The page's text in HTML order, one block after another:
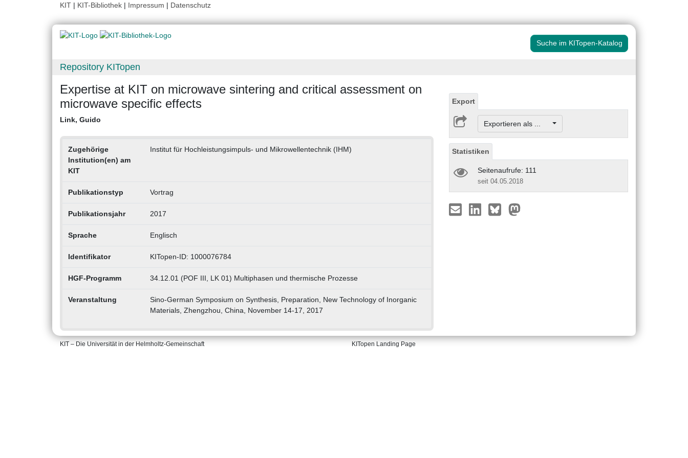
KIT | KIT-Bibliothek | Impressum | Datenschutz
Suche im KITopen-Katalog
Repository KITopen
Expertise at KIT on microwave sintering and critical assessment on
microwave specific effects
Link, Guido
Zugehörige
Institution(en) am
KIT
Institut für Hochleistungsimpuls- und Mikrowellentechnik (IHM)
Publikationstyp Vortrag
Publikationsjahr 2017
Sprache Englisch
Identifikator KITopen-ID: 1000076784
HGF-Programm 34.12.01 (POF III, LK 01) Multiphasen und thermische Prozesse
Veranstaltung
Sino-German Symposium on Synthesis, Preparation, New Technology of Inorganic
Materials, Zhengzhou, China, November 14-17, 2017
Export
Exportieren als ...
Statistiken
Seitenaufrufe: 111
seit 04.05.2018
KIT – Die Universität in der Helmholtz-Gemeinschaft KITopen Landing Page